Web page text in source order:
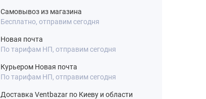
Самовывоз из магазина
Бесплатно, отправим сегодня
Новая почта
По тарифам НП, отправим сегодня
Курьером Новая почта
По тарифам НП, отправим сегодня
Доставка Ventbazar по Киеву и области